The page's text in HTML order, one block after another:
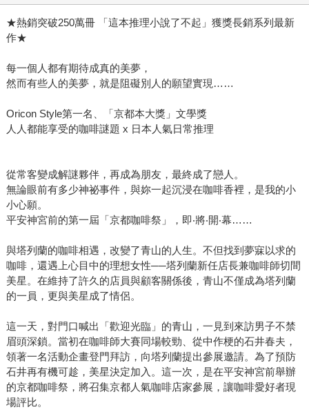
★熱銷突破250萬冊 「這本推理小說了不起」獲獎長銷系列最新
作★
每一個人都有期待成真的美夢，
然而有些人的美夢，就是阻礙別人的願望實現……
Oricon Style第一名、「京都本大獎」文學獎
人人都能享受的咖啡謎題 x 日本人氣日常推理
從常客變成解謎夥伴，再成為朋友，最終成了戀人。
無論眼前有多少神祕事件，與妳一起沉浸在咖啡香裡，是我的小
小心願。
平安神宮前的第一屆「京都咖啡祭」，即‧將‧開‧幕……
與塔列蘭的咖啡相遇，改變了青山的人生。不但找到夢寐以求的
咖啡，還遇上心目中的理想女性──塔列蘭新任店長兼咖啡師切間
美星。在維持了許久的店員與顧客關係後，青山不僅成為塔列蘭
的一員，更與美星成了情侶。
這一天，對門口喊出「歡迎光臨」的青山，一見到來訪男子不禁
眉頭深鎖。當初在咖啡師大賽同場較勁、從中作梗的石井春夫，
領著一名活動企畫登門拜訪，向塔列蘭提出參展邀請。為了預防
石井再有機可趁，美星決定加入。這一次，是在平安神宮前舉辦
的京都咖啡祭，將召集京都人氣咖啡店家參展，讓咖啡愛好者現
場評比。